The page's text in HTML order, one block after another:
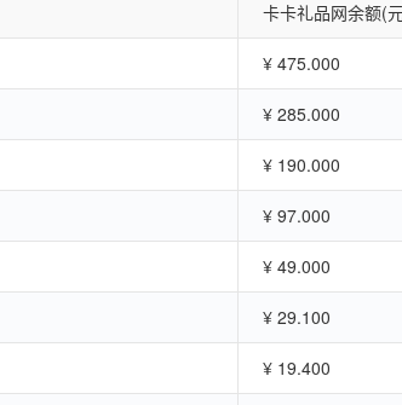
卡卡礼品网余额(
¥ 475.000
¥ 285.000
¥ 190.000
¥ 97.000
¥ 49.000
¥ 29.100
¥ 19.400